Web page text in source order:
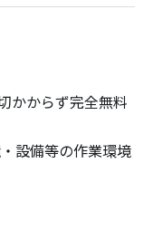
かからず完全無料
設備等の作業環境